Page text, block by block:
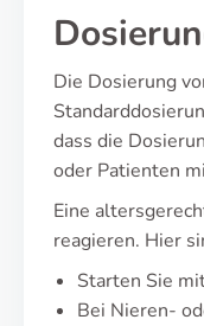
Die Dosierung
dass die
oder Patienten
Eine
reagieren. Hier
Starten Sie
Bei Nieren-